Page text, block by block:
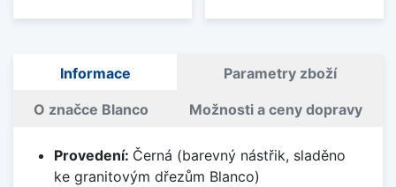
Informace Parametry zboží
O značce Blanco Možnosti a ceny dopravy
Provedení: Černá (barevný nástřik, sladěno
ke granitovým dřezům Blanco)